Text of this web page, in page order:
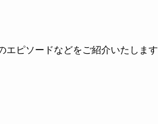
エピソードなどをご紹介いたします